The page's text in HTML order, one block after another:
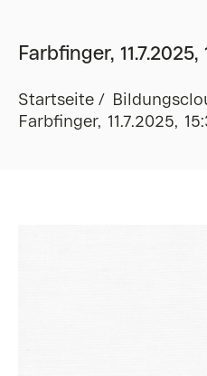
Farbfinger, 11.7.2025,
Startseite
Farbfinger, 11.7.2025,